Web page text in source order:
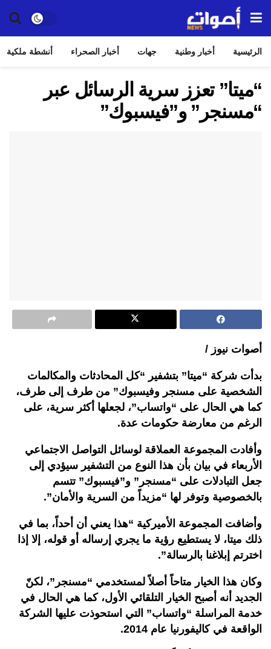
الرئيسية أخبار وطنية جهات أخبار الصحراء أنشطة ملكية
“ميتا” تعزز سرية الرسائل عبر
“مسنجر” و”فيسبوك”
أصوات نيوز /
بدأت شركة “ميتا” بتشفير “كل المحادثات والمكالمات
الشخصية على مسنجر وفيسبوك” من طرف إلى طرف،
كما هي الحال على “واتساب”، لجعلها أكثر سرية، على
الرغم من معارضة حكومات عدة.
وأفادت المجموعة العملاقة لوسائل التواصل الاجتماعي
الأربعاء في بيان بأن هذا النوع من التشفير سيؤدي إلى
جعل التبادلات على “مسنجر” و”فيسبوك” تتسم
بالخصوصية وتوفر لها “مزيداً من السرية والأمان”.
وأضافت المجموعة الأميركية “هذا يعني أن أحداً، بما في
ذلك ميتا، لا يستطيع رؤية ما يجري إرساله أو قوله، إلا إذا
اخترتم إبلاغنا بالرسالة”.
وكان هذا الخيار متاحاً أصلاً لمستخدمي “مسنجر”، لكنّ
الجديد أنه أصبح الخيار التلقائي الأول، كما هي الحال في
خدمة المراسلة “واتساب” التي استحوذت عليها الشركة
الواقعة في كاليفورنيا عام 2014.